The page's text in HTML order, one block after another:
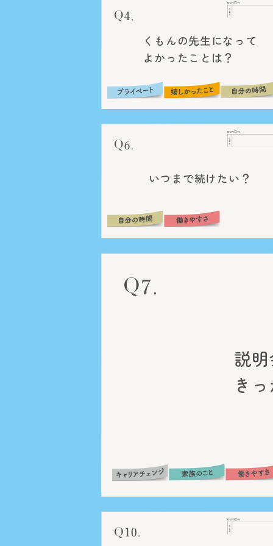
くもんの先生になって
よかったことは？
いつまで続けたい？
説
き